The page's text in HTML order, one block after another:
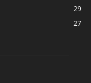
29
27